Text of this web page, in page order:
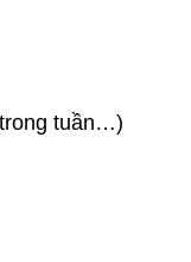
tuần…)